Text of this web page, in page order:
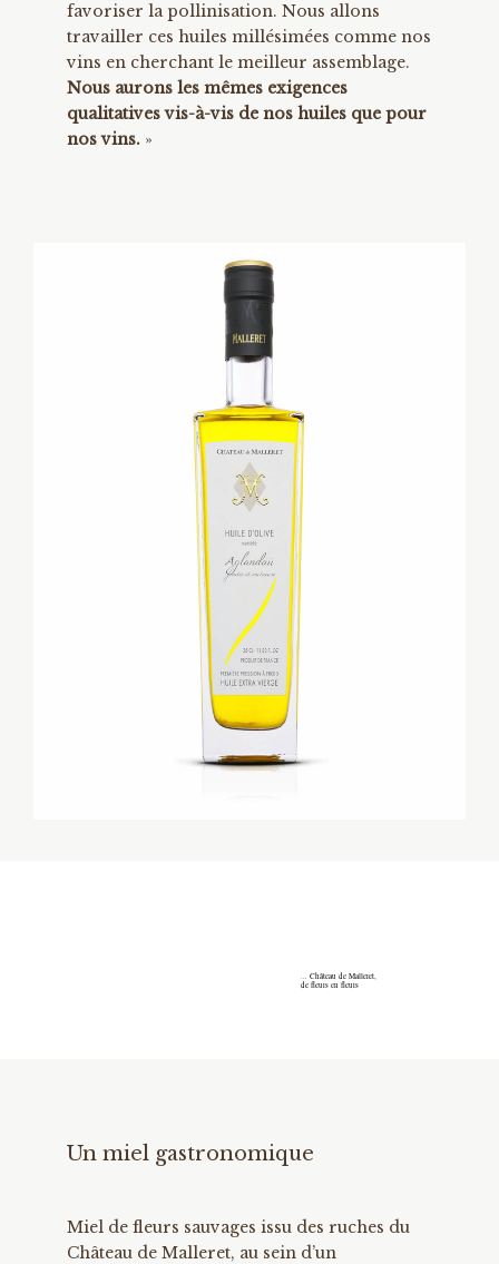
favoriser la pollinisation. Nous allons
travailler ces huiles millésimées comme nos
vins en cherchant le meilleur assemblage.
Nous aurons les mêmes exigences
qualitatives vis-à-vis de nos huiles que pour
nos vins. »
... Château de Malleret,
de fleurs en fleurs
Un miel gastronomique
Miel de fleurs sauvages issu des ruches du
Château de Malleret, au sein d’un